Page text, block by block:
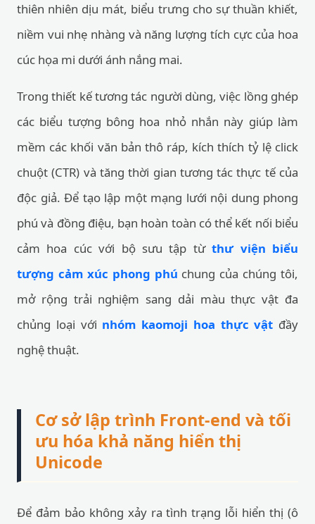
thiên nhiên dịu mát, biểu trưng cho sự thuần khiết,
niềm vui nhẹ nhàng và năng lượng tích cực của hoa
cúc họa mi dưới ánh nắng mai.
Trong thiết kế tương tác người dùng, việc lồng ghép
các biểu tượng bông hoa nhỏ nhắn này giúp làm
mềm các khối văn bản thô ráp, kích thích tỷ lệ click
chuột (CTR) và tăng thời gian tương tác thực tế của
độc giả. Để tạo lập một mạng lưới nội dung phong
phú và đồng điệu, bạn hoàn toàn có thể kết nối biểu
cảm hoa cúc với bộ sưu tập từthư viện biểu
tượng cảm xúc phong phú chung của chúng tôi,
mở rộng trải nghiệm sang dải màu thực vật đa
chủng loại với nhóm kaomoji hoa thực vật đầy
nghệ thuật.
Cơ sở lập trình Front-end và tối
ưu hóa khả năng hiển thị
Unicode
Để đảm bảo không xảy ra tình trạng lỗi hiển thị (ô